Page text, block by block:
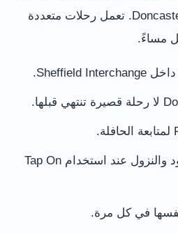
ويصل إلى Doncaster Interchange. تعمل رحلات متعددة
مساءً.
مرر البطاقة عند الصعود والنزول عند استخدام Tap On
في كل مرة.